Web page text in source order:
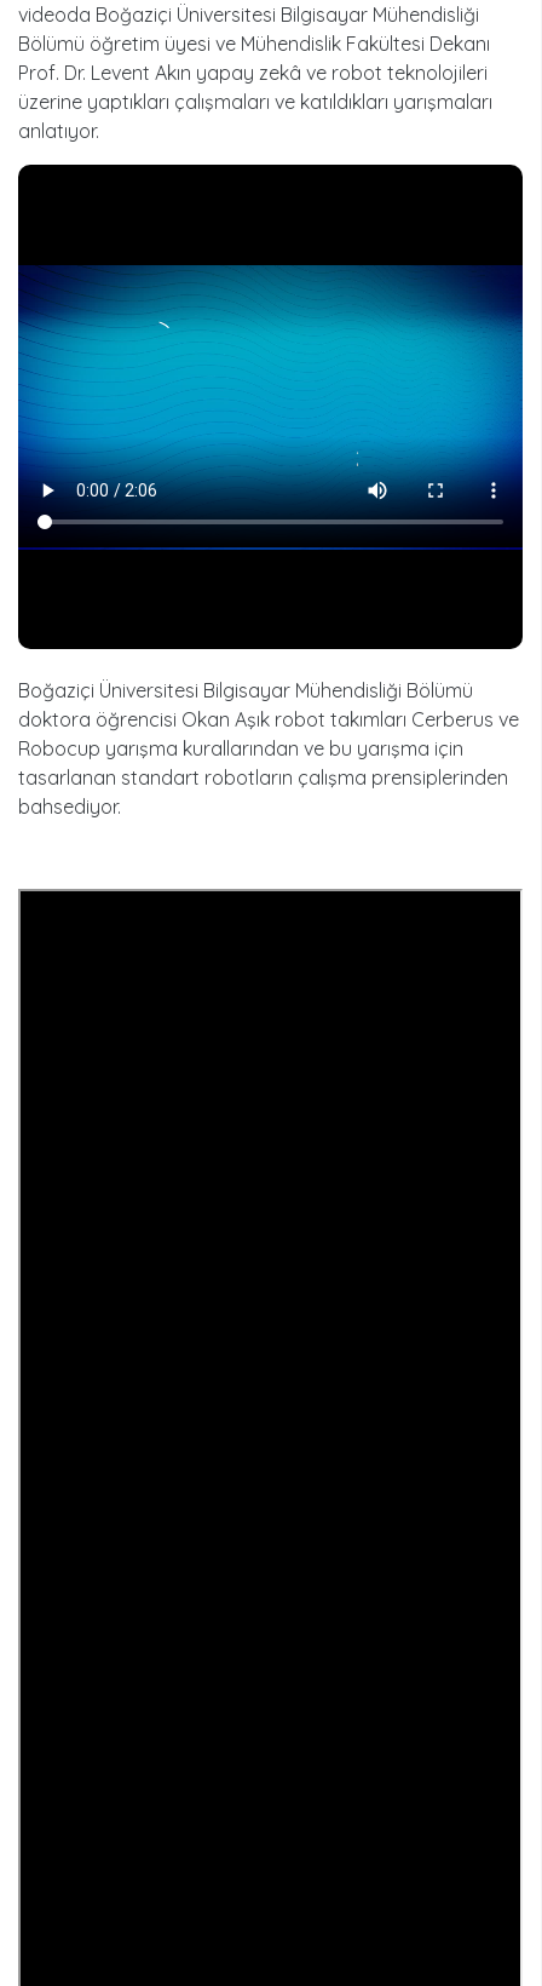
videoda Boğaziçi Üniversitesi Bilgisayar Mühendisliği
Bölümü öğretim üyesi ve Mühendislik Fakültesi Dekanı
Prof. Dr. Levent Akın yapay zekâ ve robot teknolojileri
üzerine yaptıkları çalışmaları ve katıldıkları yarışmaları
anlatıyor.
Boğaziçi Üniversitesi Bilgisayar Mühendisliği Bölümü
doktora öğrencisi Okan Aşık robot takımları Cerberus ve
Robocup yarışma kurallarından ve bu yarışma için
tasarlanan standart robotların çalışma prensiplerinden
bahsediyor.